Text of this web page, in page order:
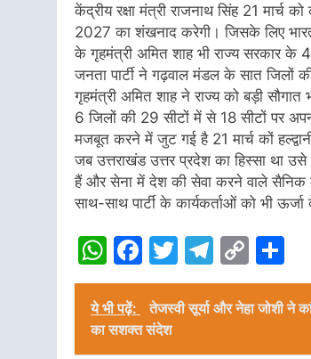
केंद्रीय रक्षा मंत्री राजनाथ सिंह 21 मार्च
2027 का शंखनाद करेगी। जिसके लिए
के गृहमंत्री अमित शाह भी राज्य सरकार के
जनता पार्टी ने गढ़वाल मंडल के सात जिलों
गृहमंत्री अमित शाह ने राज्य को बड़ी
6 जिलों की 29 सीटों में से 18 सीटों पर
मजबूत करने में जुट गई है 21 मार्च कों
जब उत्तराखंड उत्तर प्रदेश का हिस्सा था
हैं और सेना में देश की सेवा करने वाले सैनिक
साथ-साथ पार्टी के कार्यकर्ताओं को भी ऊर्जा
WhatsApp
Facebook
TwitterCopy
Link
ये भी पढ़ें:
तेजस्वी सूर्या और नेहा जोशी ने
का सशक्त संदेश